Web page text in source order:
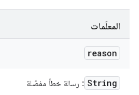
المعلَمات
reason
String : رسالة خطأ مفصّلة